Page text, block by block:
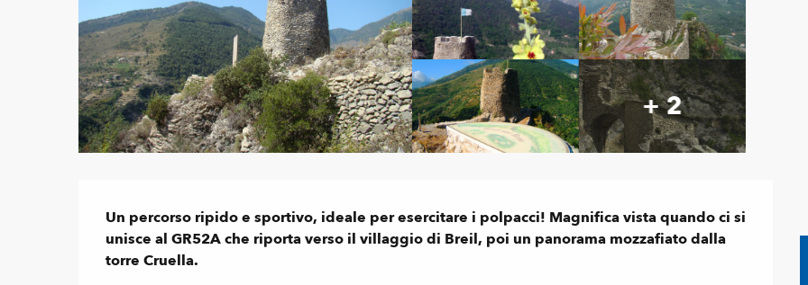
+ 2
Descrizione
Un percorso ripido e sportivo, ideale per esercitare i polpacci! Magnifica vista quando ci si
unisce al GR52A che riporta verso il villaggio di Breil, poi un panorama mozzafiato dalla
torre Cruella.